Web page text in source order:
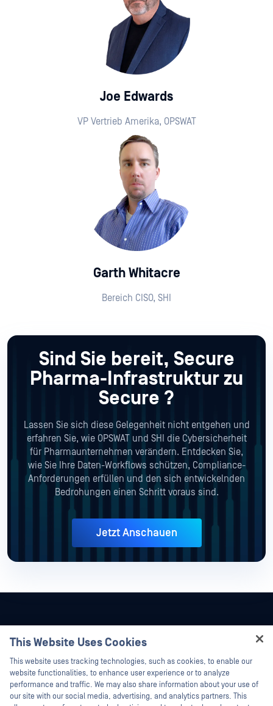
Joe Edwards
VP Vertrieb Amerika, OPSWAT
Garth Whitacre
Bereich CISO, SHI
Sind Sie bereit, Secure
Pharma-Infrastruktur zu
Secure ?
Lassen Sie sich diese Gelegenheit nicht entgehen und
erfahren Sie, wie OPSWAT und SHI die Cybersicherheit
für Pharmaunternehmen verändern. Entdecken Sie,
wie Sie Ihre Daten-Workflows schützen, Compliance-
Anforderungen erfüllen und den sich entwickelnden
Bedrohungen einen Schritt voraus sind.
Jetzt Anschauen
This Website Uses Cookies
This website uses tracking technologies, such as cookies, to enable our
website functionalities, to enhance user experience or to analyze
performance and traffic. We may also share information about your use of
our site with our social media, advertising, and analytics partners. This
Hey there!
I'm Ozzy, your OPSWAT virtual assistant.
How can I help you secure what's critical
today?